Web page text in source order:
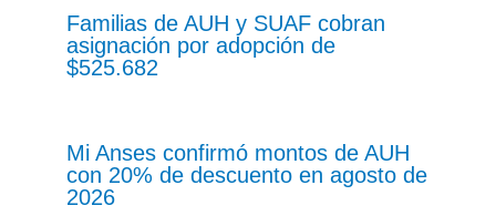
Familias de AUH y SUAF cobran
asignación por adopción de
$525.682
Mi Anses confirmó montos de AUH
con 20% de descuento en agosto de
2026